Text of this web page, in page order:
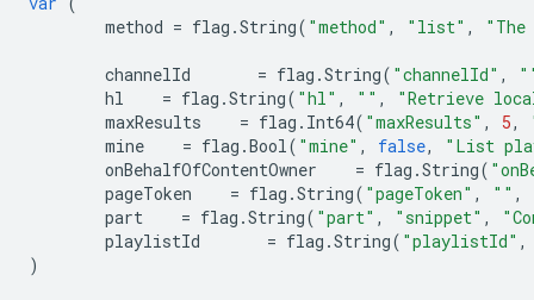
method = flag .String( "method" , "list" ,
channelId = flag .String( "channelId" ,
hl
= flag .String( "hl" , "" ,
"Retrieve
maxResults
= flag . Int64( "maxResults" , 5,
mine
= flag .Bool( "mine" , false,
"List
onBehalfOfContentOwner
= flag .String(
pageToken
= flag .String( "pageToken" , "" ,
part
= flag .String( "part" , "snippet" ,
playlistId
= flag .String( "playlistId" ,
)